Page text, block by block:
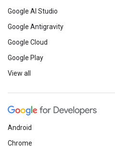
Google AI Studio
Google Antigravity
Google Cloud
Google Play
View all
Android
Chrome